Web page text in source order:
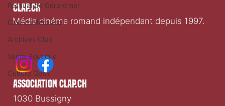
Festival de Gérardmer
Ciné conférence
Archives Clap
Vente Boutique
Culture Geek
Clap.ch
Média cinéma romand indépendant depuis 1997.
association clap.ch
1030 Bussigny